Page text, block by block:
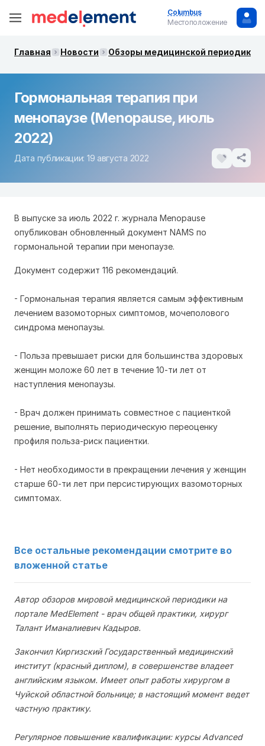
Columbus
Местоположение
Главная Новости Обзоры медицинской периодики.
Гормональная терапия при
менопаузе (Menopause, июль
2022)
Дата публикации: 19 августа 2022
В выпуске за июль 2022 г. журнала Menopause
опубликован обновленный документ NAMS по
гормональной терапии при менопаузе.
Документ содержит 116 рекомендаций.
- Гормональная терапия является самым эффективным
лечением вазомоторных симптомов, мочеполового
синдрома менопаузы.
- Польза превышает риски для большинства здоровых
женщин моложе 60 лет в течение 10-ти лет от
наступления менопаузы.
- Врач должен принимать совместное с пациенткой
решение, выполнять периодическую переоценку
профиля польза-риск пациентки.
- Нет необходимости в прекращении лечения у женщин
старше 60-ти лет при персистирующих вазомоторных
симптомах.
Все остальные рекомендации смотрите во
вложенной статье
Автор обзоров мировой медицинской периодики на
портале MedElement - врач общей практики, хирург
Талант Иманалиевич Кадыров.
Закончил Киргизский Государственный медицинский
институт (красный диплом), в совершенстве владеет
английским языком. Имеет опыт работы хирургом в
Чуйской областной больнице; в настоящий момент ведет
частную практику.
Регулярное повышение квалификации: курсы Advanced